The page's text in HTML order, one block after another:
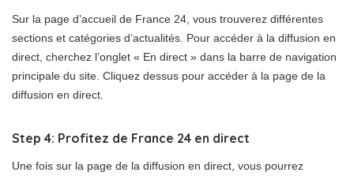
Sur la page d’accueil de France 24, vous trouverez différentes
sections et catégories d’actualités. Pour accéder à la diffusion en
direct, cherchez l’onglet « En direct » dans la barre de navigation
principale du site. Cliquez dessus pour accéder à la page de la
diffusion en direct.
Step 4: Profitez de France 24 en direct
Une fois sur la page de la diffusion en direct, vous pourrez